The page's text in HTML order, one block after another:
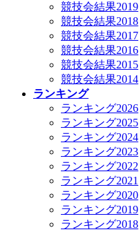
競技会結果2019
競技会結果2018
競技会結果2017
競技会結果2016
競技会結果2015
競技会結果2014
ランキング
ランキング2026
ランキング2025
ランキング2024
ランキング2023
ランキング2022
ランキング2021
ランキング2020
ランキング2019
ランキング2018